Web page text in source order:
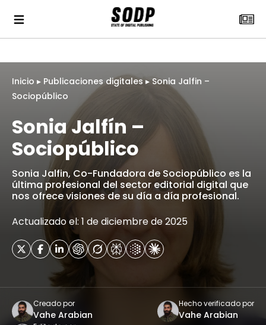
Inicio ▸ Publicaciones digitales▸Sonia Jalfin –
Sociopúblico
Sonia Jalfín –
Sociopúblico
Sonia Jalfin, Co-Fundadora de Sociopúblico es la
última profesional del sector editorial digital que
nos ofrece visiones de su día a día profesional.
Actualizado el: 1 de diciembre de 2025
Creado por
Vahe Arabian
Hecho verificado por
Vahe Arabian